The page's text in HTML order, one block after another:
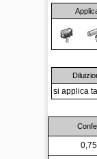
si applica